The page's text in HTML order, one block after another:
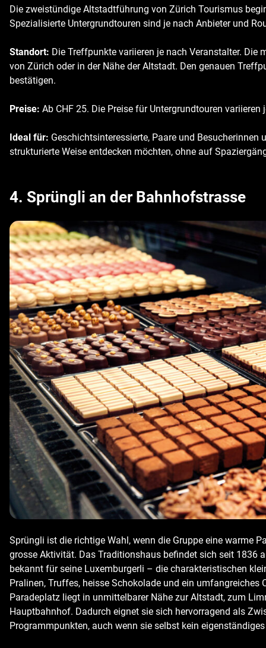
Die zweistündige Altstadtführung von Zürich Tourismus
Spezialisierte Untergrundtouren sind je nach Anbieter und
Standort: Die Treffpunkte variieren je nach Veranstalter. Die
von Zürich oder in der Nähe der Altstadt. Den genauen
bestätigen.
Preise: Ab CHF 25. Die Preise für Untergrundtouren variieren
Ideal für: Geschichtsinteressierte, Paare und Besucherinnen
strukturierte Weise entdecken möchten, ohne auf
4. Sprüngli an der Bahnhofstrasse
Sprüngli ist die richtige Wahl, wenn die Gruppe eine warme
grosse Aktivität. Das Traditionshaus befindet sich seit 1836
bekannt für seine Luxemburgerli – die charakteristischen
Pralinen, Truffes, heisse Schokolade und ein umfangreiches
Paradeplatz liegt in unmittelbarer Nähe zur Altstadt, zum
Hauptbahnhof. Dadurch eignet sie sich hervorragend als
Programmpunkten, auch wenn sie selbst kein